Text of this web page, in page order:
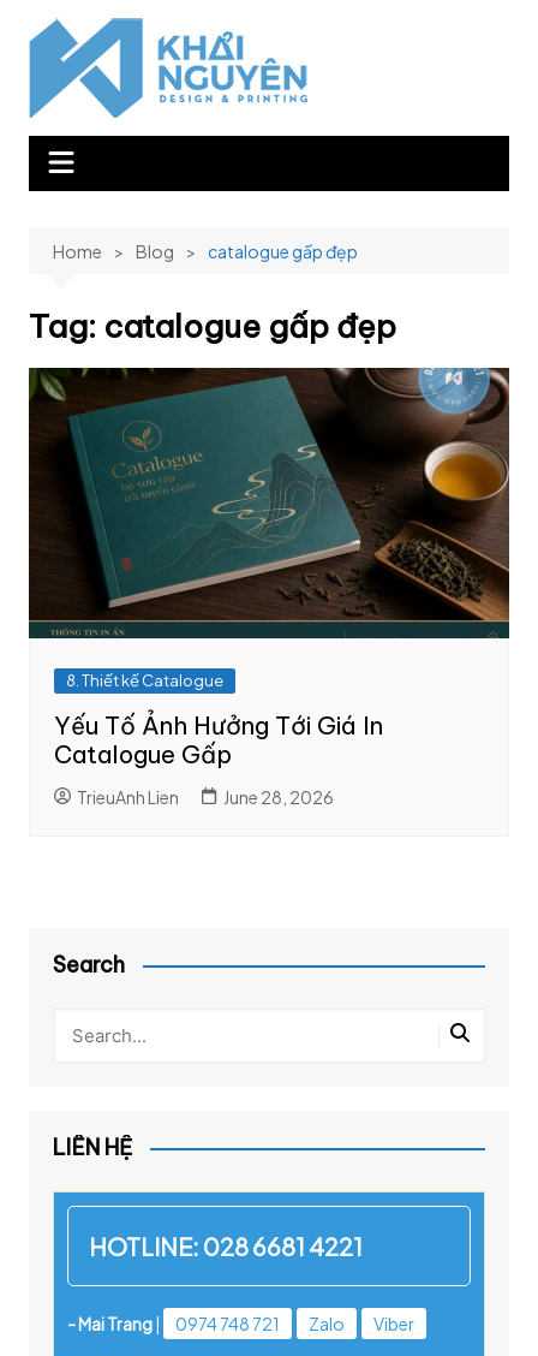
Home Blog catalogue gấp đẹp
Tag: catalogue gấp đẹp
8. Thiết kế Catalogue
Yếu Tố Ảnh Hưởng Tới Giá In
Catalogue Gấp
TrieuAnh Lien June 28, 2026
Search
LIÊN HỆ
HOTLINE: 028 6681 4221
- Mai Trang| 0974 748 721 Zalo Viber